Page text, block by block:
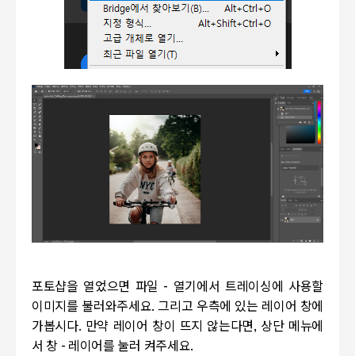
포토샵을 열었으면 파일 - 열기에서 트레이싱에 사용할
이미지를 불러와주세요. 그리고 우측에 있는 레이어 창에
가봅시다. 만약 레이어 창이 뜨지 않는다면, 상단 메뉴에
서 창 - 레이어를 눌러 켜주세요.